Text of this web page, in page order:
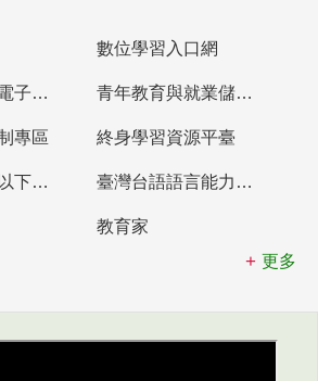
數位學習入口網
教育部統計處電子書櫃 青年教育與就業儲蓄帳戶
專區 終身學習資源平臺
教育部高中等以下學校及幼兒園教師資格檢定考試 臺灣台語語言能力認證網站
教育家
更多